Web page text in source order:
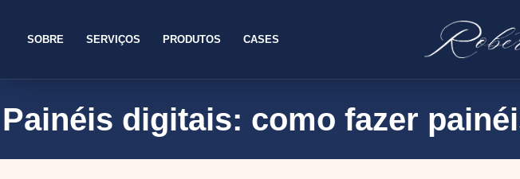
SOBRE SERVIÇOS PRODUTOS CASES
Painéis digitais: como fazer